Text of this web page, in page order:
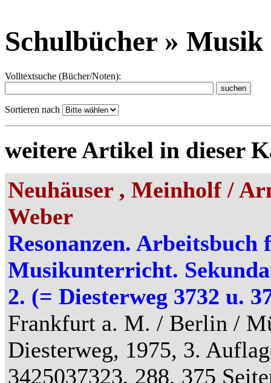
Schulbücher »
Volltextsuche (Bücher/Noten):
Sortieren nach
weitere Artikel in dieser
Neuhäuser , Meinholf /
Weber
Resonanzen. Arbeitsbuch
Musikunterricht.
2. (= Diesterweg 3732 u.
Frankfurt a. M. / Berlin /
Diesterweg, 1975, 3.
3425037323, 288, 375